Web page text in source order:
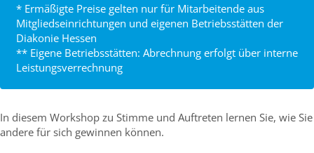
* Ermäßigte Preise gelten nur für Mitarbeitende aus
Mitgliedseinrichtungen und eigenen Betriebsstätten der
Diakonie Hessen
** Eigene Betriebsstätten: Abrechnung erfolgt über interne
Leistungsverrechnung
In diesem Workshop zu Stimme und Auftreten lernen Sie, wie Sie
andere für sich gewinnen können.